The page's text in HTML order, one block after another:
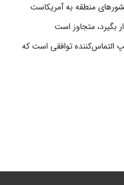
منطقه به آمریکاست
بگیرد، متجاوز است
التماس‌کننده توافقی است که